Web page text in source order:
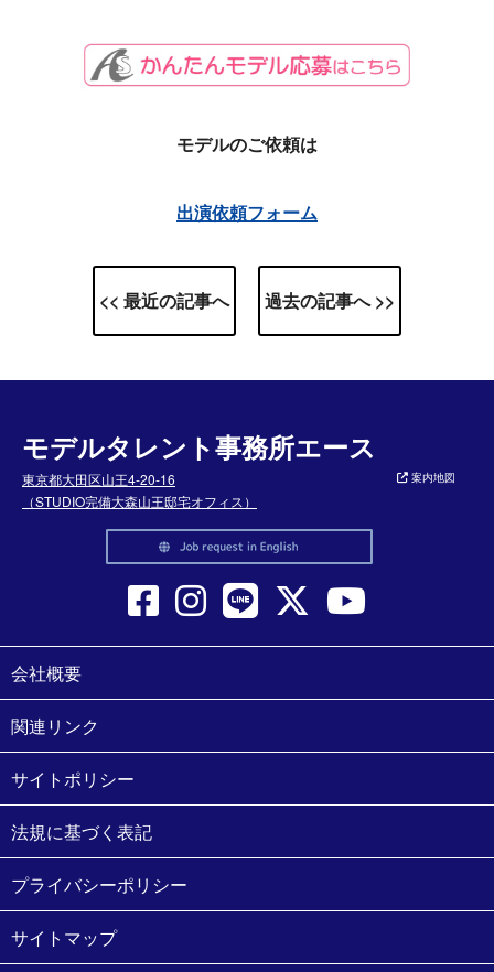
モデルのご依頼は
出演依頼フォーム
<< 最近の記事へ 過去の記事へ >>
モデルタレント事務所エース
東京都大田区山王4-20-16
（STUDIO完備大森山王邸宅オフィス）
案内地図
会社概要
関連リンク
サイトポリシー
法規に基づく表記
プライバシーポリシー
サイトマップ